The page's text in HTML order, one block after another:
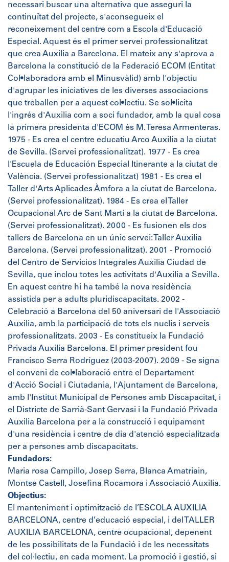
necessari buscar una alternativa que asseguri la
continuïtat del projecte, s'aconsegueix el
reconeixement del centre com a Escola d'Educació
Especial. Aquest és el primer servei professionalitzat
que crea Auxilia a Barcelona. El mateix any s'aprova a
Barcelona la constitució de la Federació ECOM (Entitat
Col•laboradora amb el Minusvàlid) amb l'objectiu
d'agrupar les iniciatives de les diverses associacions
que treballen per a aquest col•lectiu. Se sol•licita
l'ingrés d'Auxilia com a soci fundador, amb la qual cosa
la primera presidenta d'ECOM és M. Teresa Armenteras.
1975 - Es crea el centre educatiu Arco Auxilia a la ciutat
de Sevilla. (Servei professionalitzat). 1977 - Es crea
l'Escuela de Educación Especial Itinerante a la ciutat de
València. (Servei professionalitzat) 1981 - Es crea el
Taller d'Arts Aplicades Àmfora a la ciutat de Barcelona.
(Servei professionalitzat). 1984 - Es crea el Taller
Ocupacional Arc de Sant Martí a la ciutat de Barcelona.
(Servei professionalitzat). 2000 - Es fusionen els dos
tallers de Barcelona en un únic servei: Taller Auxilia
Barcelona. (Servei professionalitzat). 2001 - Promoció
del Centro de Servicios Integrales Auxilia Ciudad de
Sevilla, que inclou totes les activitats d'Auxilia a Sevilla.
En aquest centre hi ha també la nova residència
assistida per a adults pluridiscapacitats. 2002 -
Celebració a Barcelona del 50 aniversari de l'Associació
Auxilia, amb la participació de tots els nuclis i serveis
professionalitzats. 2003 - Es constitueix la Fundació
Privada Auxilia Barcelona. El primer president fou
Francisco Serra Rodríguez (2003-2007). 2009 - Se signa
el conveni de col•laboració entre el Departament
d'Acció Social i Ciutadania, l'Ajuntament de Barcelona,
amb l'Institut Municipal de Persones amb Discapacitat, i
el Districte de Sarrià-Sant Gervasi i la Fundació Privada
Auxilia Barcelona per a la construcció i equipament
d'una residència i centre de dia d'atenció especialitzada
per a persones amb discapacitats.
Fundadors:
Maria rosa Campillo, Josep Serra, Blanca Amatriain,
Montse Castell, Josefina Rocamora i Associació Auxilia.
Objectius:
El manteniment i optimització de l’ESCOLA AUXILIA
BARCELONA, centre d’educació especial, i del TALLER
AUXILIA BARCELONA, centre ocupacional, depenent
de les possibilitats de la Fundació i de les necessitats
del col·lectiu, en cada moment. La promoció i gestió, si